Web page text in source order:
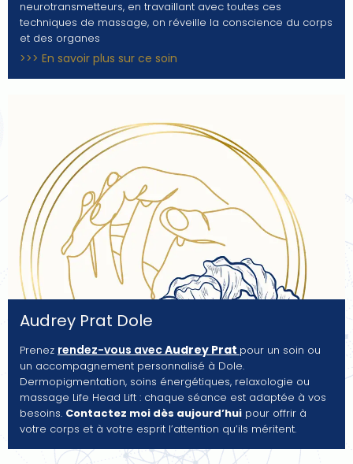
neurotransmetteurs, en travaillant avec toutes ces
techniques de massage, on réveille la conscience du corps
et des organes
>>> En savoir plus sur ce soin
Audrey Prat Dole
Prenez rendez-vous avecAudrey Prat pour un soin ou
un accompagnement personnalisé à Dole.
Dermopigmentation, soins énergétiques, relaxologie ou
massage Life Head Lift : chaque séance est adaptée à vos
besoins. Contactez moi dès aujourd’hui pour offrir à
votre corps et à votre esprit l’attention qu’ils méritent.